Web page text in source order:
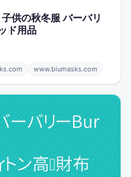
供の秋冬服 バーバリ
ド用品
www.biumasks.com